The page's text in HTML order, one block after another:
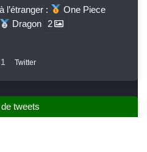
l’étranger :
One Piece
Dragon 2
Twitter
tweets